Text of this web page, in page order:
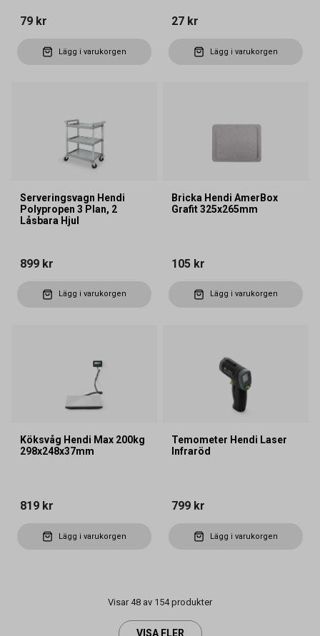
79 kr
Lägg i varukorgen
27 kr
Lägg i varukorgen
Serveringsvagn Hendi
Polypropen 3 Plan, 2
Låsbara Hjul
899 kr
Lägg i varukorgen
Bricka Hendi AmerBox
Grafit 325x265mm
105 kr
Lägg i varukorgen
Köksvåg Hendi Max 200kg
298x248x37mm
819 kr
Lägg i varukorgen
Temometer Hendi Laser
Infraröd
799 kr
Lägg i varukorgen
Visar 48 av 154 produkter
VISA FLER